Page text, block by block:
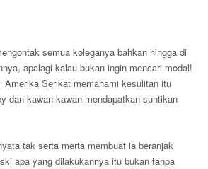
semua koleganya bahkan hingga di
apalagi kalau bukan ingin mencari modal!
Amerika Serikat memahami kesulitan itu
dan kawan-kawan mendapatkan suntikan
tak serta merta membuat ia beranjak
apa yang dilakukannya itu bukan tanpa